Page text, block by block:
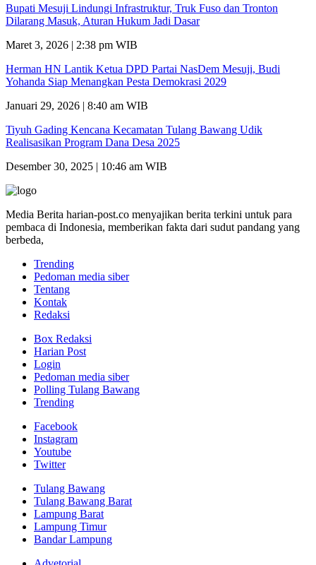
Bupati Mesuji Lindungi Infrastruktur, Truk Fuso dan Tronton
Dilarang Masuk, Aturan Hukum Jadi Dasar
Maret 3, 2026 | 2:38 pm WIB
Herman HN Lantik Ketua DPD Partai NasDem Mesuji, Budi
Yohanda Siap Menangkan Pesta Demokrasi 2029
Januari 29, 2026 | 8:40 am WIB
Tiyuh Gading Kencana Kecamatan Tulang Bawang Udik
Realisasikan Program Dana Desa 2025
Desember 30, 2025 | 10:46 am WIB
Media Berita harian-post.co menyajikan berita terkini untuk para
pembaca di Indonesia, memberikan fakta dari sudut pandang yang
berbeda,
Trending
Pedoman media siber
Tentang
Kontak
Redaksi
Box Redaksi
Harian Post
Login
Pedoman media siber
Polling Tulang Bawang
Trending
Facebook
Instagram
Youtube
Twitter
Tulang Bawang
Tulang Bawang Barat
Lampung Barat
Lampung Timur
Bandar Lampung